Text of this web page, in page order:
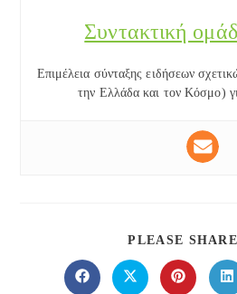
Συντακτική
Επιμέλεια σύνταξης ειδήσεων
την Ελλάδα και τον Κόσμο)
PLEASE
Opens
Opens
Opens